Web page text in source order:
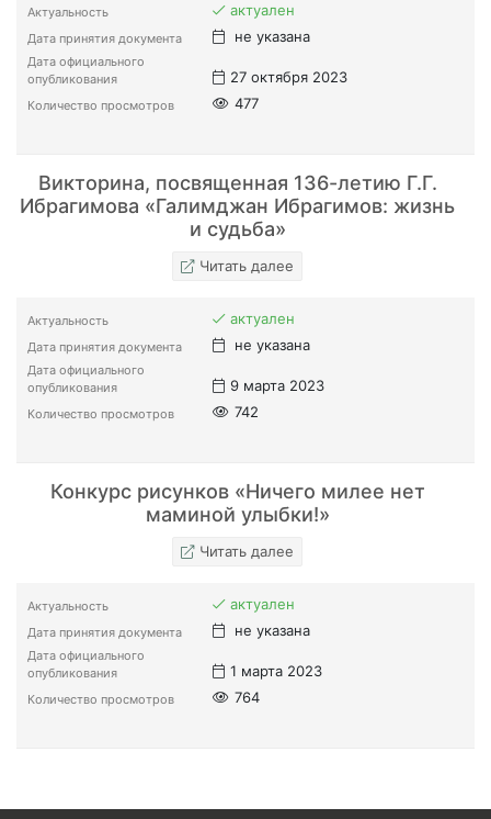
Актуальность актуален
Дата принятия документа не указана
Дата официального
опубликования
27 октября 2023
Количество просмотров 477
Викторина, посвященная 136-летию Г.Г.
Ибрагимова «Галимджан Ибрагимов: жизнь
и судьба»
Читать далее
Актуальность актуален
Дата принятия документа не указана
Дата официального
опубликования
9 марта 2023
Количество просмотров 742
Конкурс рисунков «Ничего милее нет
маминой улыбки!»
Читать далее
Актуальность актуален
Дата принятия документа не указана
Дата официального
опубликования
1 марта 2023
Количество просмотров 764